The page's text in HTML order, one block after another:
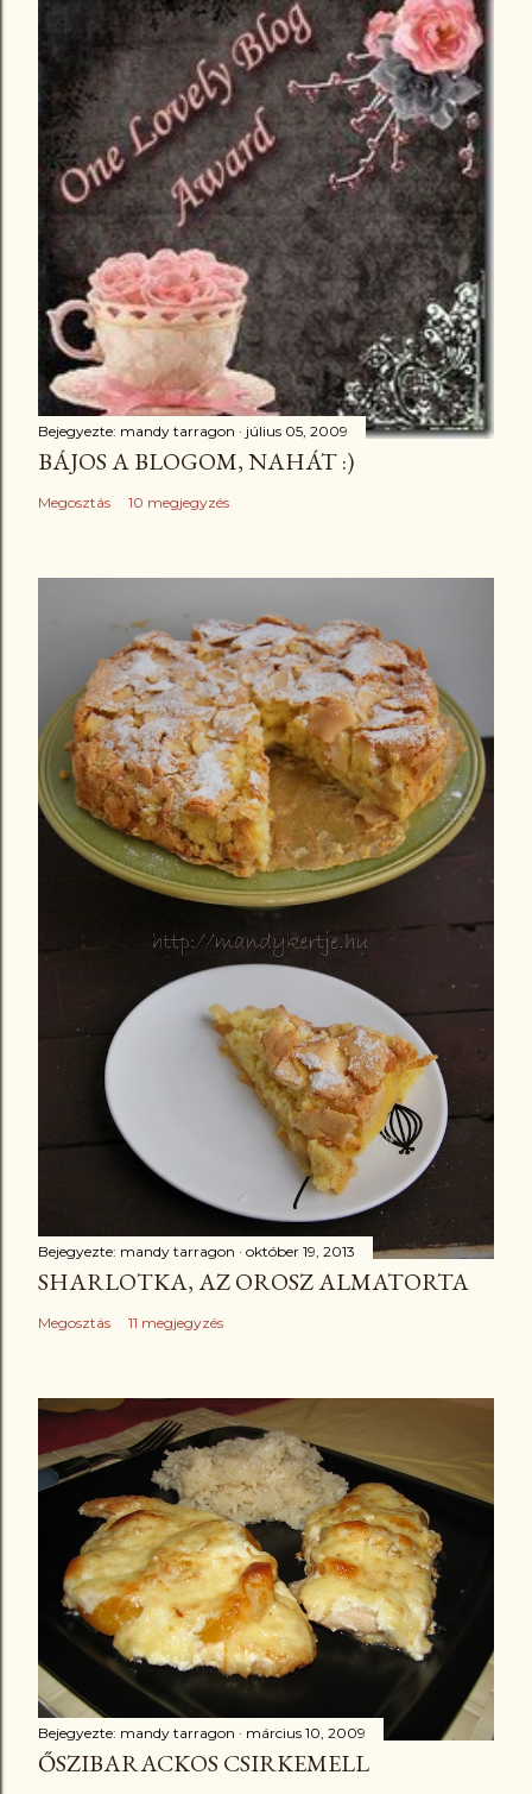
Bejegyezte: mandy tarragon július 05, 2009
BÁJOS A BLOGOM, NAHÁT :)
Megosztás 10 megjegyzés
Bejegyezte: mandy tarragon október 19, 2013
SHARLOTKA, AZ OROSZ ALMATORTA
Megosztás 11 megjegyzés
Bejegyezte: mandy tarragon március 10, 2009
ŐSZIBARACKOS CSIRKEMELL